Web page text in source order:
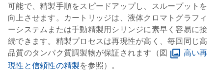
可能で、精製手順をスピードアップし、スループットを
向上させます。カートリッジは、液体クロマトグラフィ
ーシステムまたは手動精製用シリンジに素早く容易に接
続できます。精製プロセスは再現性が高く、毎回同じ高
品質のタンパク質調製物が保証されます（図
高い再
現性と信頼性の精製を参照）。